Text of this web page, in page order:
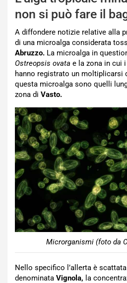
non si può fare il
A diffondere notizie relative alla
di una microalga considerata
Abruzzo. La microalga in
Ostreopsis ovata e la zona in cui
hanno registrato un moltiplicarsi
questa microalga sono quelli
zona di Vasto.
Microrganismi (foto da
Nello specifico l’allerta è
denominata Vignola, la